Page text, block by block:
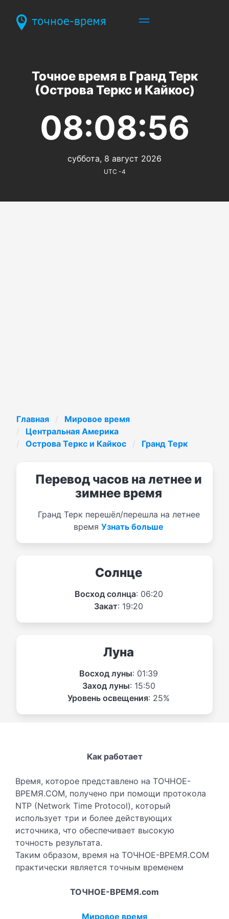
Точное время в Гранд Терк
(Острова Теркс и Кайкос)
08:08:56
суббота, 8 август 2026
UTC -4
Главная
Мировое время
Центральная Америка
Острова Теркс и Кайкос
Гранд Терк
Перевод часов на летнее и
зимнее время
Гранд Терк перешёл/перешла на летнее
время Узнать больше
Солнце
Восход солнца: 06:20
Закат: 19:20
Луна
Восход луны: 01:39
Заход луны: 15:50
Уровень освещения: 25%
Как работает
Время, которое представлено на ТОЧНОЕ-
ВРЕМЯ.COM, получено при помощи протокола
NTP (Network Time Protocol), который
использует три и более действующих
источника, что обеспечивает высокую
точность результата.
Таким образом, время на ТОЧНОЕ-ВРЕМЯ.COM
практически является точным временем
ТОЧНОЕ-ВРЕМЯ.com
Мировое время